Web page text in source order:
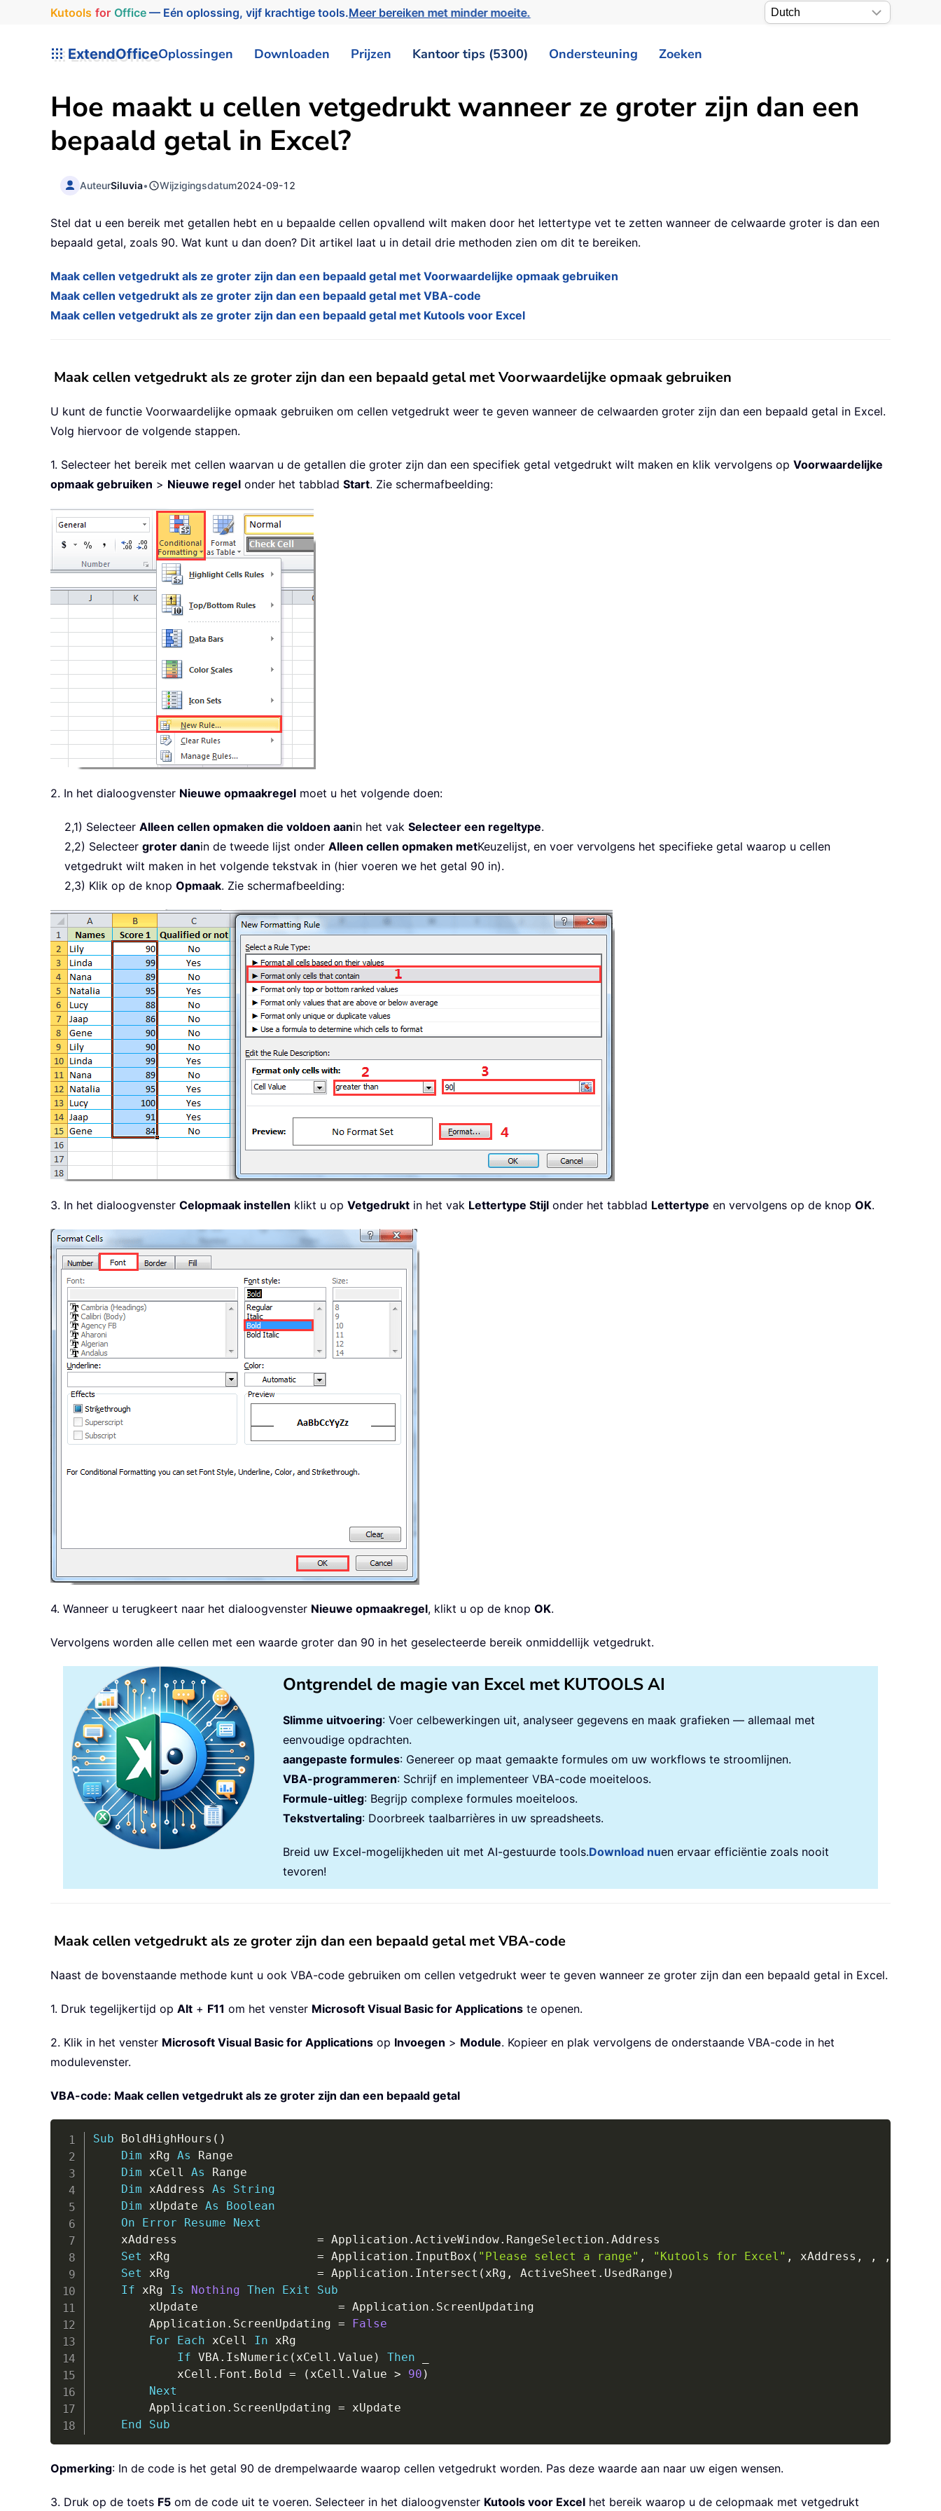
Kutools for Office— Eén oplossing, vijf krachtige tools.Meer bereiken met minder moeite.
ExtendOfficeOplossingen Downloaden Prijzen Kantoor tips (5300) Ondersteuning Zoeken
Hoe maakt u cellen vetgedrukt wanneer ze groter zijn dan een
bepaald getal in Excel?
AuteurSiluvia• Wijzigingsdatum2024-09-12
Stel dat u een bereik met getallen hebt en u bepaalde cellen opvallend wilt maken door het lettertype vet te zetten wanneer de celwaarde groter is dan een
bepaald getal, zoals 90. Wat kunt u dan doen? Dit artikel laat u in detail drie methoden zien om dit te bereiken.
Maak cellen vetgedrukt als ze groter zijn dan een bepaald getal met Voorwaardelijke opmaak gebruiken
Maak cellen vetgedrukt als ze groter zijn dan een bepaald getal met VBA-code
Maak cellen vetgedrukt als ze groter zijn dan een bepaald getal met Kutools voor Excel
Maak cellen vetgedrukt als ze groter zijn dan een bepaald getal met Voorwaardelijke opmaak gebruiken
U kunt de functie Voorwaardelijke opmaak gebruiken om cellen vetgedrukt weer te geven wanneer de celwaarden groter zijn dan een bepaald getal in Excel.
Volg hiervoor de volgende stappen.
1. Selecteer het bereik met cellen waarvan u de getallen die groter zijn dan een specifiek getal vetgedrukt wilt maken en klik vervolgens op Voorwaardelijke
opmaak gebruiken > Nieuwe regel onder het tabblad Start. Zie schermafbeelding:
2. In het dialoogvenster Nieuwe opmaakregel moet u het volgende doen:
2,1) Selecteer Alleen cellen opmaken die voldoen aanin het vak Selecteer een regeltype.
2,2) Selecteer groter danin de tweede lijst onder Alleen cellen opmaken metKeuzelijst, en voer vervolgens het specifieke getal waarop u cellen
vetgedrukt wilt maken in het volgende tekstvak in (hier voeren we het getal 90 in).
2,3) Klik op de knop Opmaak. Zie schermafbeelding:
3. In het dialoogvenster Celopmaak instellen klikt u op Vetgedrukt in het vak Lettertype Stijl onder het tabblad Lettertype en vervolgens op de knop OK.
4. Wanneer u terugkeert naar het dialoogvenster Nieuwe opmaakregel, klikt u op de knop OK.
Vervolgens worden alle cellen met een waarde groter dan 90 in het geselecteerde bereik onmiddellijk vetgedrukt.
Ontgrendel de magie van Excel met KUTOOLS AI
Slimme uitvoering: Voer celbewerkingen uit, analyseer gegevens en maak grafieken — allemaal met
eenvoudige opdrachten.
aangepaste formules: Genereer op maat gemaakte formules om uw workflows te stroomlijnen.
VBA-programmeren: Schrijf en implementeer VBA-code moeiteloos.
Formule-uitleg: Begrijp complexe formules moeiteloos.
Tekstvertaling: Doorbreek taalbarrières in uw spreadsheets.
Breid uw Excel-mogelijkheden uit met AI-gestuurde tools.Download nuen ervaar efficiëntie zoals nooit
tevoren!
Maak cellen vetgedrukt als ze groter zijn dan een bepaald getal met VBA-code
Naast de bovenstaande methode kunt u ook VBA-code gebruiken om cellen vetgedrukt weer te geven wanneer ze groter zijn dan een bepaald getal in Excel.
1. Druk tegelijkertijd op Alt + F11 om het venster Microsoft Visual Basic for Applications te openen.
2. Klik in het venster Microsoft Visual Basic for Applications op Invoegen > Module. Kopieer en plak vervolgens de onderstaande VBA-code in het
modulevenster.
VBA-code: Maak cellen vetgedrukt als ze groter zijn dan een bepaald getal
Sub BoldHighHours ( )
Dim xRg As Range
Dim xCell As Range
Dim xAddress As
String
Dim xUpdate As
Boolean
On
Error Resume
Next
	xAddress
= Application . ActiveWindow. RangeSelection . Address
Set xRg = Application . InputBox ( "Please select a range" , "Kutools for Excel" , xAddress , , ,
Set xRg = Application . Intersect ( xRg , ActiveSheet . UsedRange )
If xRg Is Nothing Then Exit
Sub
		xUpdate
= Application . ScreenUpdating
		Application
. ScreenUpdating =
False
For
Each xCell In xRg
If VBA. IsNumeric ( xCell . Value ) Then
			xCell
. Font . Bold = ( xCell . Value > 90 )
Next
		Application
. ScreenUpdating = xUpdate
End
Sub
Opmerking: In de code is het getal 90 de drempelwaarde waarop cellen vetgedrukt worden. Pas deze waarde aan naar uw eigen wensen.
3. Druk op de toets F5 om de code uit te voeren. Selecteer in het dialoogvenster Kutools voor Excel het bereik waarop u de celopmaak met vetgedrukt